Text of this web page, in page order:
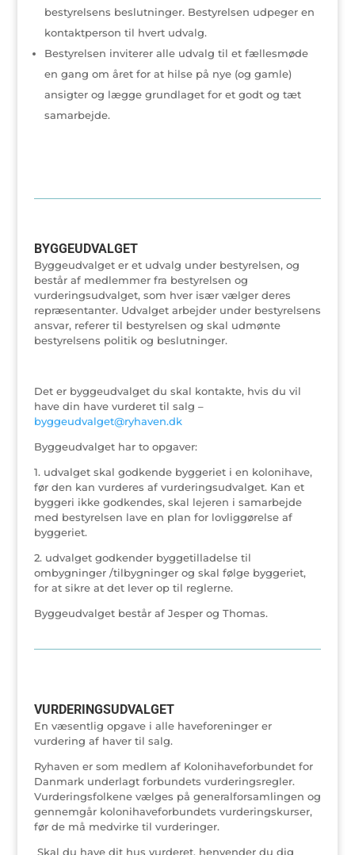
bestyrelsens beslutninger. Bestyrelsen udpeger en
kontaktperson til hvert udvalg.
Bestyrelsen inviterer alle udvalg til et fællesmøde
en gang om året for at hilse på nye (og gamle)
ansigter og lægge grundlaget for et godt og tæt
samarbejde.
BYGGEUDVALGET
Byggeudvalget er et udvalg under bestyrelsen, og
består af medlemmer fra bestyrelsen og
vurderingsudvalget, som hver især vælger deres
repræsentanter. Udvalget arbejder under bestyrelsens
ansvar, referer til bestyrelsen og skal udmønte
bestyrelsens politik og beslutninger.
Det er byggeudvalget du skal kontakte, hvis du vil
have din have vurderet til salg –
byggeudvalget@ryhaven.dk
Byggeudvalget har to opgaver:
1. udvalget skal godkende byggeriet i en kolonihave,
før den kan vurderes af vurderingsudvalget. Kan et
byggeri ikke godkendes, skal lejeren i samarbejde
med bestyrelsen lave en plan for lovliggørelse af
byggeriet.
2. udvalget godkender byggetilladelse til
ombygninger /tilbygninger og skal følge byggeriet,
for at sikre at det lever op til reglerne.
Byggeudvalget består af Jesper og Thomas.
VURDERINGSUDVALGET
En væsentlig opgave i alle haveforeninger er
vurdering af haver til salg.
Ryhaven er som medlem af Kolonihaveforbundet for
Danmark underlagt forbundets vurderingsregler.
Vurderingsfolkene vælges på generalforsamlingen og
gennemgår kolonihaveforbundets vurderingskurser,
før de må medvirke til vurderinger.
Skal du have dit hus vurderet, henvender du dig